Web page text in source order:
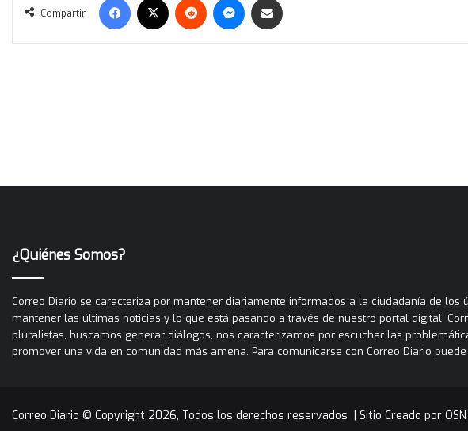
Compartir
¿Quiénes Somos?
Correo Diario se caracteriza por mantener diariamente informados a la ciudadanía de
mantener las últimas noticias y lo que está pasando a través de nuestro portal digital.
pluralistas, buscamos generar diálogos, nos caracterizamos por escuchar las
promover una vida en comunidad más amena. Para comunicarse con Correo Diario
Correo Diario © Copyright 2026, Todos los derechos reservados | Sitio Creado por